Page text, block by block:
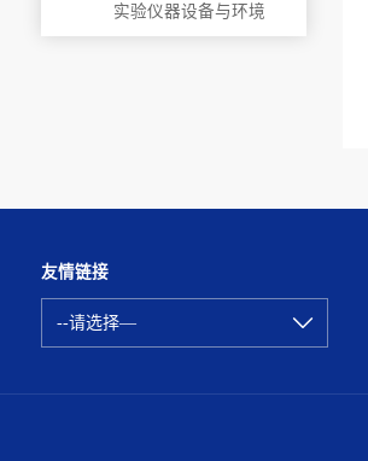
实验仪器设备与环境
友情链接
--请选择—